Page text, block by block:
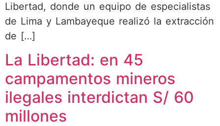
Libertad, donde un equipo de especialistas
de Lima y Lambayeque realizó la extracción
de […]
La Libertad: en 45
campamentos mineros
ilegales interdictan S/ 60
millones